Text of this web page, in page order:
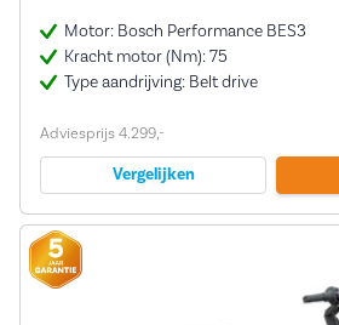
Motor: Bosch Performance BES3
Kracht motor (Nm): 75
Type aandrijving: Belt drive
Adviesprijs 4.299,-
Vergelijken